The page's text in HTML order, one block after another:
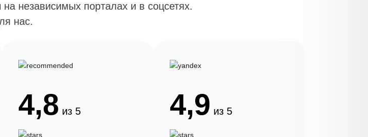
независимых порталах и в соцсетях.
нас.
4,8 из 5 4,9 из 5